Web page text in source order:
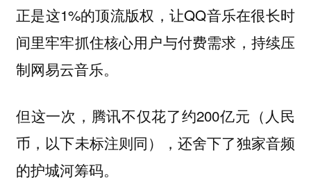
正是这1%的顶流版权，让QQ音乐在很长时
间里牢牢抓住核心用户与付费需求，持续压
制网易云音乐。
但这一次，腾讯不仅花了约200亿元（人民
币，以下未标注则同），还舍下了独家音频
的护城河筹码。